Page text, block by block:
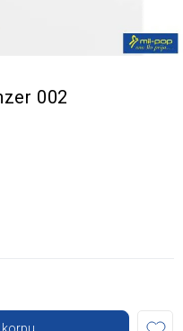
002